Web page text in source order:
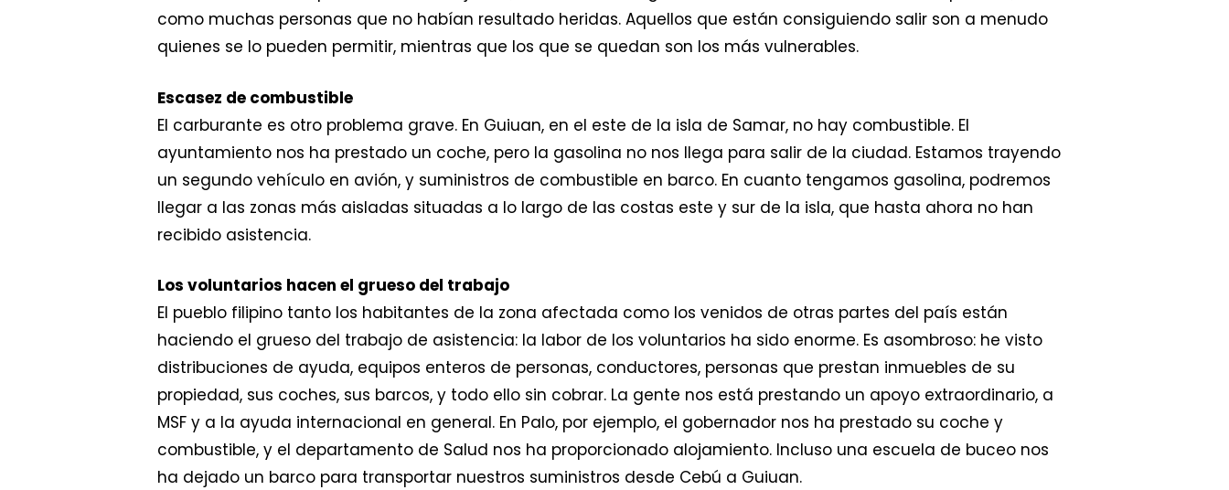
como muchas personas que no habían resultado heridas. Aquellos que están consiguiendo salir son a menudo
quienes se lo pueden permitir, mientras que los que se quedan son los más vulnerables.
Escasez de combustible
El carburante es otro problema grave. En Guiuan, en el este de la isla de Samar, no hay combustible. El
ayuntamiento nos ha prestado un coche, pero la gasolina no nos llega para salir de la ciudad. Estamos trayendo
un segundo vehículo en avión, y suministros de combustible en barco. En cuanto tengamos gasolina, podremos
llegar a las zonas más aisladas situadas a lo largo de las costas este y sur de la isla, que hasta ahora no han
recibido asistencia.
Los voluntarios hacen el grueso del trabajo
El pueblo filipino tanto los habitantes de la zona afectada como los venidos de otras partes del país están
haciendo el grueso del trabajo de asistencia: la labor de los voluntarios ha sido enorme. Es asombroso: he visto
distribuciones de ayuda, equipos enteros de personas, conductores, personas que prestan inmuebles de su
propiedad, sus coches, sus barcos, y todo ello sin cobrar. La gente nos está prestando un apoyo extraordinario, a
MSF y a la ayuda internacional en general. En Palo, por ejemplo, el gobernador nos ha prestado su coche y
combustible, y el departamento de Salud nos ha proporcionado alojamiento. Incluso una escuela de buceo nos
ha dejado un barco para transportar nuestros suministros desde Cebú a Guiuan.